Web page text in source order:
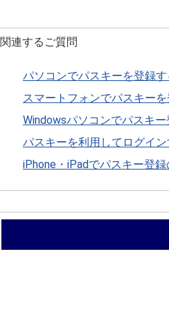
関連するご質問
パソコンでパスキーを登録
スマートフォンでパスキー
Windowsパソコンでパスキ
パスキーを利用してログイン
iPhone・iPadでパスキー登